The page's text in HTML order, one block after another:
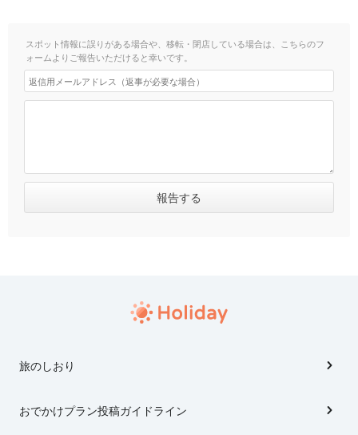
スポット情報に誤りがある場合や、移転・閉店している場合は、こちらのフ
ォームよりご報告いただけると幸いです。
旅のしおり
おでかけプラン投稿ガイドライン